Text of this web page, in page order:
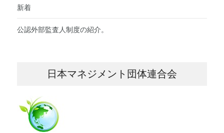
新着
公認外部監査人制度の紹介。
日本マネジメント団体連合会